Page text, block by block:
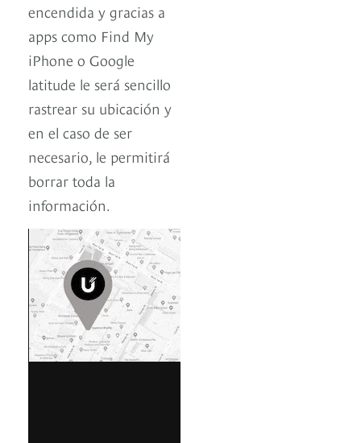
encendida y gracias a
apps como Find My
iPhone o Google
latitude le será sencillo
rastrear su ubicación y
en el caso de ser
necesario, le permitirá
borrar toda la
información.